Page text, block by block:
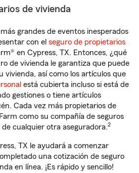
de vivienda
grandes de eventos inesperados
con el seguro de propietarios
en Cypress, TX. Entonces, ¿qué
de vivienda le garantiza que puede
vivienda, así como los artículos que
está cubierta incluso si está de
gestiones o tiene artículos
Cada vez más propietarios de
como su compañía de seguros
cualquier otra aseguradora.2
TX le ayudará a comenzar
una cotización de seguro
en línea. ¡Es rápido y sencillo!